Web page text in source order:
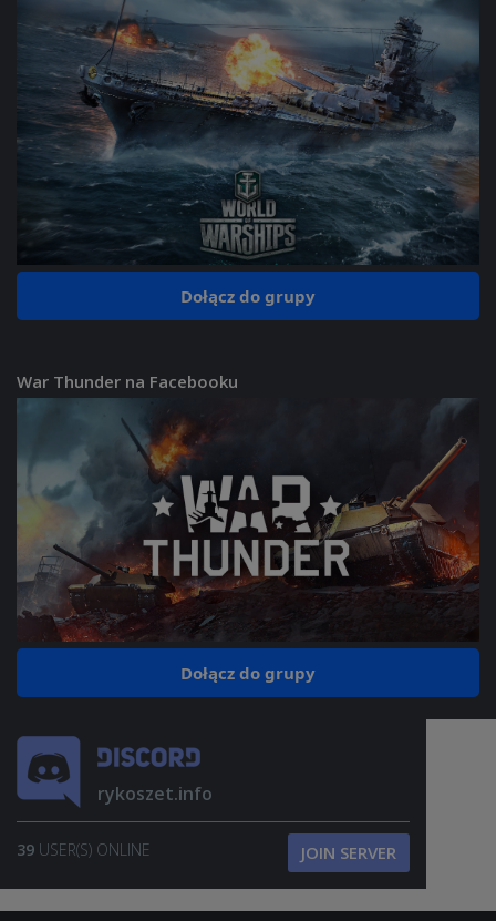
Dołącz do grupy
War Thunder na Facebooku
Dołącz do grupy
rykoszet.info
39 USER(S) ONLINE JOIN SERVER